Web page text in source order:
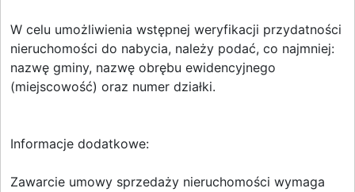
W celu umożliwienia wstępnej weryfikacji przydatności
nieruchomości do nabycia, należy podać, co najmniej:
nazwę gminy, nazwę obrębu ewidencyjnego
(miejscowość) oraz numer działki.
Informacje dodatkowe:
Zawarcie umowy sprzedaży nieruchomości wymaga